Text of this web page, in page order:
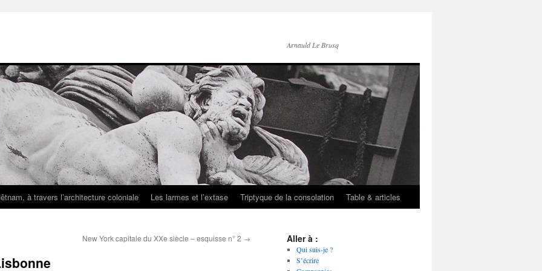
Arnauld Le Brusq
à travers l’architecture coloniale Les larmes et l’extase Triptyque de la consolation Table & articles
New York capitale du XXe siècle – esquisse n° 2 → Aller à :
Qui suis-je ?
S’écrire